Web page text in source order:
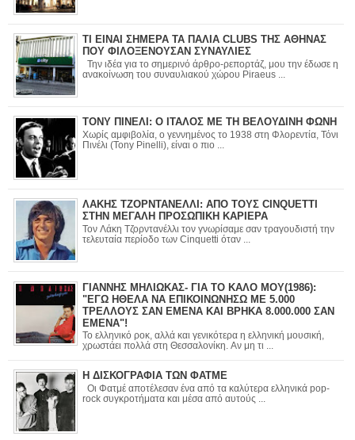
ΤΙ ΕΙΝΑΙ ΣΗΜΕΡΑ ΤΑ ΠΑΛΙΑ CLUBS ΤΗΣ ΑΘΗΝΑΣ
ΠΟΥ ΦΙΛΟΞΕΝΟΥΣΑΝ ΣΥΝΑΥΛΙΕΣ
Την ιδέα για το σημερινό άρθρο-ρεπορτάζ, μου την έδωσε η
ανακοίνωση του συναυλιακού χώρου Piraeus ...
ΤΟΝΥ ΠΙΝΕΛΙ: Ο ΙΤΑΛΟΣ ΜΕ ΤΗ ΒΕΛΟΥΔΙΝΗ ΦΩΝΗ
Χωρίς αμφιβολία, ο γεννημένος το 1938 στη Φλορεντία, Τόνι
Πινέλι (Tony Pinelli), είναι ο πιο ...
ΛΑΚΗΣ ΤΖΟΡΝΤΑΝΕΛΛΙ: ΑΠΟ ΤΟΥΣ CINQUETTI
ΣΤΗΝ ΜΕΓΑΛΗ ΠΡΟΣΩΠΙΚΗ ΚΑΡΙΕΡΑ
Τον Λάκη Τζορντανέλλι τον γνωρίσαμε σαν τραγουδιστή την
τελευταία περίοδο των Cinquetti όταν ...
ΓΙΑΝΝΗΣ ΜΗΛΙΩΚΑΣ- ΓΙΑ ΤΟ ΚΑΛΟ ΜΟΥ(1986):
"ΕΓΩ ΗΘΕΛΑ ΝΑ ΕΠΙΚΟΙΝΩΝΗΣΩ ΜΕ 5.000
ΤΡΕΛΛΟΥΣ ΣΑΝ ΕΜΕΝΑ ΚΑΙ ΒΡΗΚΑ 8.000.000 ΣΑΝ
ΕΜΕΝΑ"!
Το ελληνικό ροκ, αλλά και γενικότερα η ελληνική μουσική,
χρωστάει πολλά στη Θεσσαλονίκη. Αν μη τι ...
Η ΔΙΣΚΟΓΡΑΦΙΑ ΤΩΝ ΦΑΤΜΕ
Οι Φατμέ αποτέλεσαν ένα από τα καλύτερα ελληνικά pop-
rock συγκροτήματα και μέσα από αυτούς ...